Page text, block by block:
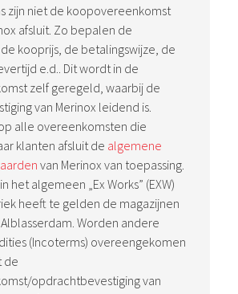
zijn niet de koopovereenkomst
afsluit. Zo bepalen de
kooprijs, de betalingswijze, de
e.d.. Dit wordt in de
zelf geregeld, waarbij de
van Merinox leidend is.
alle overeenkomsten die
klanten afsluit de algemene
van Merinox van toepassing.
het algemeen „Ex Works” (EXW)
heeft te gelden de magazijnen
Worden andere
(Incoterms) overeengekomen
de
opdrachtbevestiging van